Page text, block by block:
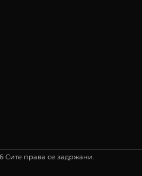
Сите права се задржани.